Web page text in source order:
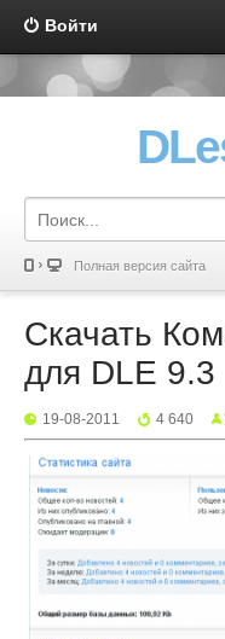
Войти
Полная версия сайта
Скачать
для DLE 9.3
19-08-2011 4 640